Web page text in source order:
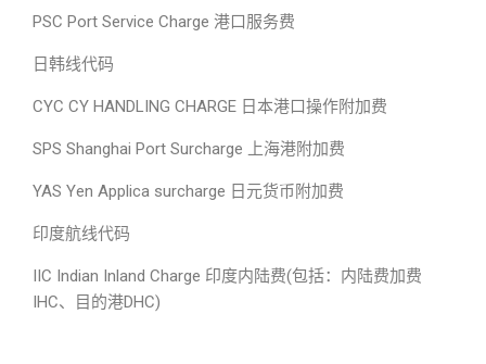
PSC Port Service Charge 港口服务费
日韩线代码
CYC CY HANDLING CHARGE 日本港口操作附加费
SPS Shanghai Port Surcharge 上海港附加费
YAS Yen Applica surcharge 日元货币附加费
印度航线代码
IIC Indian Inland Charge 印度内陆费(包括：内陆费加费
IHC、目的港DHC)